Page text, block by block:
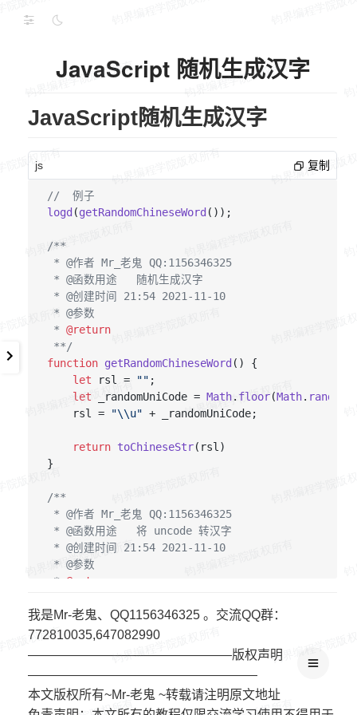
JavaScript 随机生成汉字
JavaScript随机生成汉字
js 复制
//  例子
logd (getRandomChineseWord ());
/**
* @作者 Mr_老鬼 QQ:1156346325
* @函数用途   随机生成汉字
* @创建时间 21:54 2021-11-10
* @参数
* @return
**/
function getRandomChineseWord ( ) {
let rsl = "" ;
let _randomUniCode = Math. floor(Math. random
    rsl =
"\\u" + _randomUniCode;
return toChineseStr(rsl)
}
/**
* @作者 Mr_老鬼 QQ:1156346325
* @函数用途   将 uncode 转汉字
* @创建时间 21:54 2021-11-10
* @参数
* @return
function
toChineseStr(unicodeStr) {
if (unicodeStr ===
let chineseStr = "";
我是Mr-老鬼、QQ1156346325 。交流QQ群：
772810035,647082990
————————————————版权声明
——————————————————
本文版权所有~Mr-老鬼 ~转载请注明原文地址